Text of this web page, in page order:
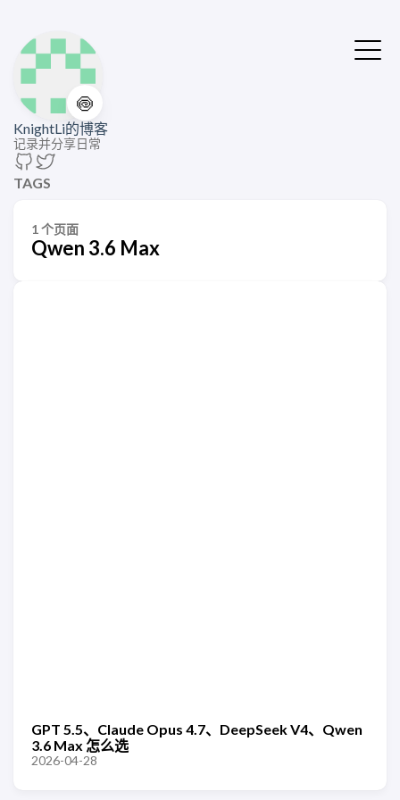
🍥
KnightLi的博客
记录并分享日常
TAGS
1 个页面
Qwen 3.6 Max
GPT 5.5、Claude Opus 4.7、DeepSeek V4、Qwen
3.6 Max 怎么选
2026-04-28